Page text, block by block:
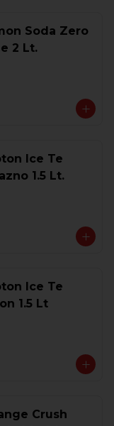
Soda Zero
2 Lt.
Ice Te
1.5 Lt.
Ice Te
1.5 Lt
Crush